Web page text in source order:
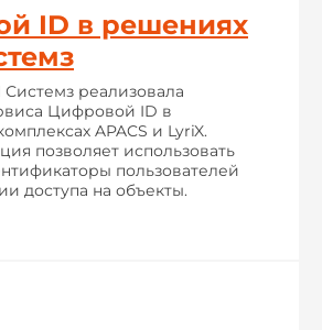
ID в решениях
реализовала
Цифровой ID в
APACS и LyriX.
позволяет использовать
пользователей
доступа на объекты.